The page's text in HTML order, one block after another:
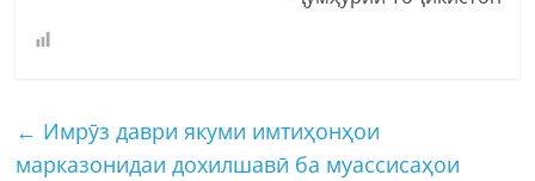
← Имрӯз даври якуми имтиҳонҳои
марказонидаи дохилшавӣ ба муассисаҳои